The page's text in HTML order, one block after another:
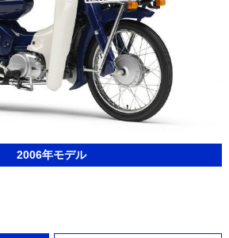
2006年モデル